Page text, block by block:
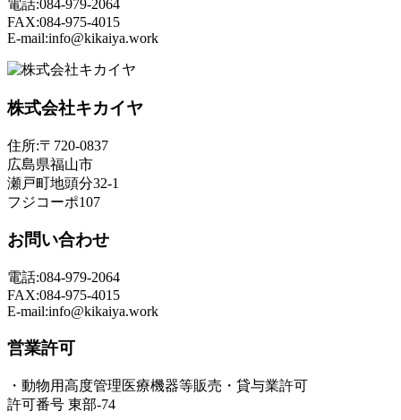
電話:084-979-2064
FAX:084-975-4015
E-mail:info@kikaiya.work
株式会社キカイヤ
住所:〒720-0837
広島県福山市
瀬戸町地頭分32-1
フジコーポ107
お問い合わせ
電話:084-979-2064
FAX:084-975-4015
E-mail:info@kikaiya.work
営業許可
・動物用高度管理医療機器等販売・貸与業許可
許可番号 東部-74